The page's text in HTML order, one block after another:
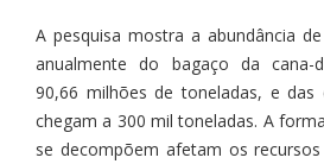
A pesquisa mostra a abundância
anualmente do bagaço da cana-
90,66 milhões de toneladas, e das
chegam a 300 mil toneladas. A
se decompõem afetam os